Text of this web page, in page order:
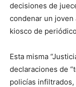
decisiones de
condenar un joven
kiosco de
Esta misma
declaraciones de
policías